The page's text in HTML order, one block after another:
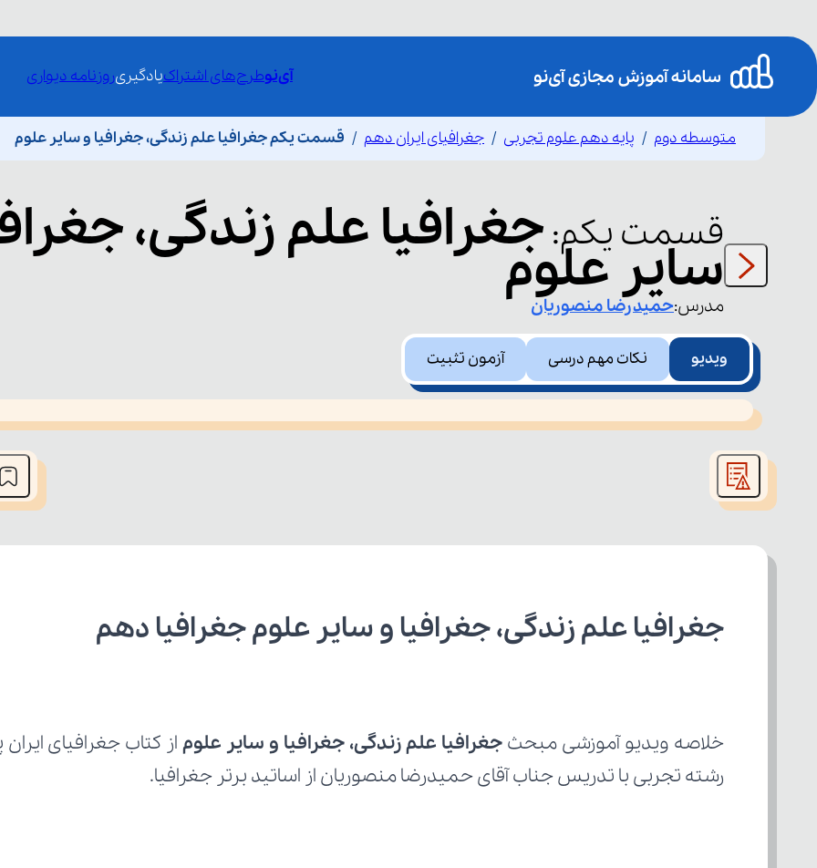
آی‌نوطرح‌های اشتراکیادگیریروزنامه دیواری
متوسطه دوم پایه دهم علوم تجربی جغرافیای ایران دهم قسمت یکم جغرافیا علم زندگی، جغرافیا و سایر علوم
قسمت یکم:جغرافیا علم زندگی،
سایر علوم
مدرس:حمیدرضامنصوریان
ویدیو نکات مهم درسی آزمون تثبیت
This
is
window.
جغرافیا علم زندگی، جغرافیا و سایر علوم جغرافیا دهم
خلاصه ویدیو آموزشی مبحث جغرافیا علم زندگی، جغرافیا و سایر علوم
رشته تجربی با تدریس جناب آقای حمیدرضا منصوریان از اساتید برتر جغرافیا.